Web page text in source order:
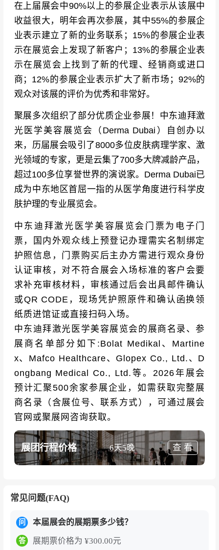
在上届展会中90%以上的参展企业表示从该展中
收益很大，明年会再次参展，其中55%的参展企
业表示建立了新的业务联系；15%的参展企业表
示在展览会上发现了新客户；13%的参展企业表
示在展览会上找到了新的代理、经销商或进口
商；12%的参展企业表示扩大了新市场；92%的
观众对该展的评价为优秀和非常好。
聚展多次组织了部分优质企业参展！中东迪拜激
光医学美容展览会（ Derma Dubai）
自创办以
来，历届展会吸引了8000多位皮肤病理学家、激
光领域的专家，更是云集了700多大牌减龄产品，
超过100多位享誉世界的演说家。 Derma Dubai已
成为中东地区首屈一指的从医学角度进行科学皮
肤护理的专业展览会。
中东迪拜激光医学美容展览会门票为电子门
票，国内外观众线上预登记办理需实名制绑定
护照信息，门票购买后主办方需进行观众身份
认证审核，对不符合展会入场标准的客户会要
求补充审核材料，审核通过后会出具邮件确认
或QR CODE，现场凭护照原件和确认函换领
纸质进馆证或直接扫码入场。
中东迪拜激光医学美容展览会的展商名录、参
展商名单部分如下:Bolat Medikal、Martine
x、Mafco Healthcare、Glopex Co., Ltd.、D
ongbang Medical Co., Ltd.等。2026年展会
预计汇聚500余家参展企业，如需获取完整展
商名录（含展位号、联系方式），可通过展会
官网或聚展网咨询获取。
展团行程价格 6天5晚 查 看
常见问题(FAQ)
问 本届展会的展期票多少钱？
答 展期票价格为 ¥300.00元